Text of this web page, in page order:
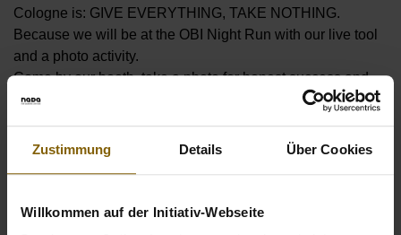
Zustimmung Details Über Cookies
Willkommen auf der Initiativ-Webseite
Cologne is: GIVE EVERYTHING, TAKE NOTHING.
Because we will be at the OBI Night Run with our live tool
and a photo activity.
Come by our booth, take a photo for honest success and
test your knowledge in our quiz! You will find us at the
and give us your nicest smile #forcleansport!